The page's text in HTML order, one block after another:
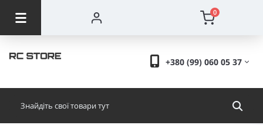
0
+380 (99) 060 05 37